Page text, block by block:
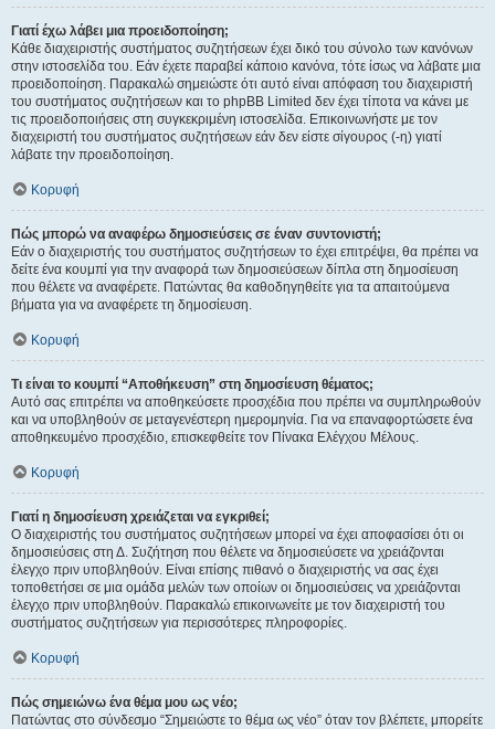
Γιατί έχω λάβει μια προειδοποίηση;
Κάθε διαχειριστής συστήματος συζητήσεων έχει δικό του σύνολο των κανόνων
στην ιστοσελίδα του. Εάν έχετε παραβεί κάποιο κανόνα, τότε ίσως να λάβατε μια
προειδοποίηση. Παρακαλώ σημειώστε ότι αυτό είναι απόφαση του διαχειριστή
του συστήματος συζητήσεων και το phpBB Limited δεν έχει τίποτα να κάνει με
τις προειδοποιήσεις στη συγκεκριμένη ιστοσελίδα. Επικοινωνήστε με τον
διαχειριστή του συστήματος συζητήσεων εάν δεν είστε σίγουρος (-η) γιατί
λάβατε την προειδοποίηση.
Κορυφή
Πώς μπορώ να αναφέρω δημοσιεύσεις σε έναν συντονιστή;
Εάν ο διαχειριστής του συστήματος συζητήσεων το έχει επιτρέψει, θα πρέπει να
δείτε ένα κουμπί για την αναφορά των δημοσιεύσεων δίπλα στη δημοσίευση
που θέλετε να αναφέρετε. Πατώντας θα καθοδηγηθείτε για τα απαιτούμενα
βήματα για να αναφέρετε τη δημοσίευση.
Κορυφή
Τι είναι το κουμπί “Αποθήκευση” στη δημοσίευση θέματος;
Αυτό σας επιτρέπει να αποθηκεύσετε προσχέδια που πρέπει να συμπληρωθούν
και να υποβληθούν σε μεταγενέστερη ημερομηνία. Για να επαναφορτώσετε ένα
αποθηκευμένο προσχέδιο, επισκεφθείτε τον Πίνακα Ελέγχου Μέλους.
Κορυφή
Γιατί η δημοσίευση χρειάζεται να εγκριθεί;
Ο διαχειριστής του συστήματος συζητήσεων μπορεί να έχει αποφασίσει ότι οι
δημοσιεύσεις στη Δ. Συζήτηση που θέλετε να δημοσιεύσετε να χρειάζονται
έλεγχο πριν υποβληθούν. Είναι επίσης πιθανό ο διαχειριστής να σας έχει
τοποθετήσει σε μια ομάδα μελών των οποίων οι δημοσιεύσεις να χρειάζονται
έλεγχο πριν υποβληθούν. Παρακαλώ επικοινωνείτε με τον διαχειριστή του
συστήματος συζητήσεων για περισσότερες πληροφορίες.
Κορυφή
Πώς σημειώνω ένα θέμα μου ως νέο;
Πατώντας στο σύνδεσμο “Σημειώστε το θέμα ως νέο” όταν τον βλέπετε, μπορείτε